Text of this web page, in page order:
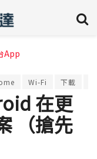
App
Wi-Fi 下載
在更
（搶先